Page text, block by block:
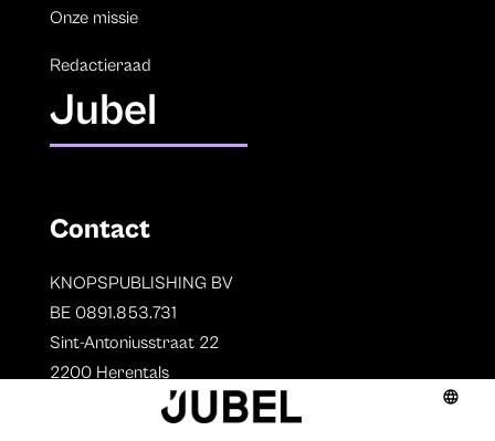
Onze missie
Redactieraad
Jubel
Contact
KNOPSPUBLISHING BV
BE 0891.853.731
Sint-Antoniusstraat 22
2200 Herentals